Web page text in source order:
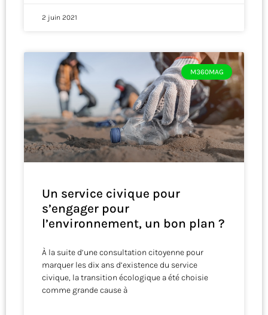
2 juin 2021
M360MAG
Un service civique pour
s’engager pour
l’environnement, un bon plan ?
À la suite d’une consultation citoyenne pour
marquer les dix ans d’existence du service
civique, la transition écologique a été choisie
comme grande cause à